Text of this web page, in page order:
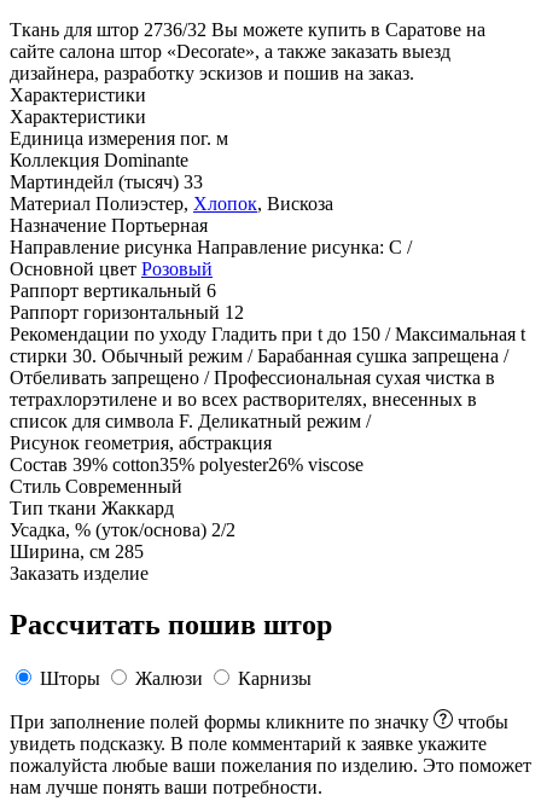
Ткань для штор 2736/32 Вы можете купить в Саратове на
сайте салона штор «Decorate», а также заказать выезд
дизайнера, разработку эскизов и пошив на заказ.
Характеристики
Характеристики
Единица измерения пог. м
Коллекция Dominante
Мартиндейл (тысяч) 33
Материал Полиэстер, Хлопок, Вискоза
Назначение Портьерная
Направление рисунка Направление рисунка: C /
Основной цвет Розовый
Раппорт вертикальный 6
Раппорт горизонтальный 12
Рекомендации по уходу Гладить при t до 150 / Максимальная t
стирки 30. Обычный режим / Барабанная сушка запрещена /
Отбеливать запрещено / Профессиональная сухая чистка в
тетрахлорэтилене и во всех растворителях, внесенных в
список для символа F. Деликатный режим /
Рисунок геометрия, абстракция
Состав 39% cotton35% polyester26% viscose
Стиль Современный
Тип ткани Жаккард
Усадка, % (уток/основа) 2/2
Ширина, см 285
Заказать изделие
Рассчитать пошив штор
Шторы Жалюзи Карнизы
При заполнение полей формы кликните по значку
чтобы
увидеть подсказку. В поле комментарий к заявке укажите
пожалуйста любые ваши пожелания по изделию. Это поможет
нам лучше понять ваши потребности.